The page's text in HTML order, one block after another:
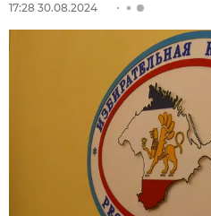
17:28 30.08.2024